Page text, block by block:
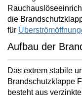
die
für
Aufbau der
Das extrem stabile
Brandschutzklappe
besteht aus